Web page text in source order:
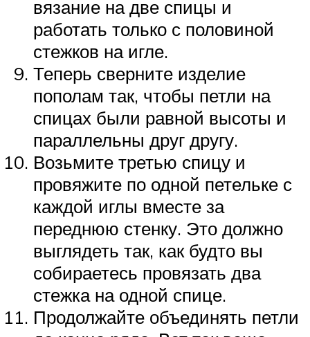
вязание на две спицы и
работать только с половиной
стежков на игле.
Теперь сверните изделие
пополам так, чтобы петли на
спицах были равной высоты и
параллельны друг другу.
Возьмите третью спицу и
провяжите по одной петельке с
каждой иглы вместе за
переднюю стенку. Это должно
выглядеть так, как будто вы
собираетесь провязать два
стежка на одной спице.
Продолжайте объединять петли